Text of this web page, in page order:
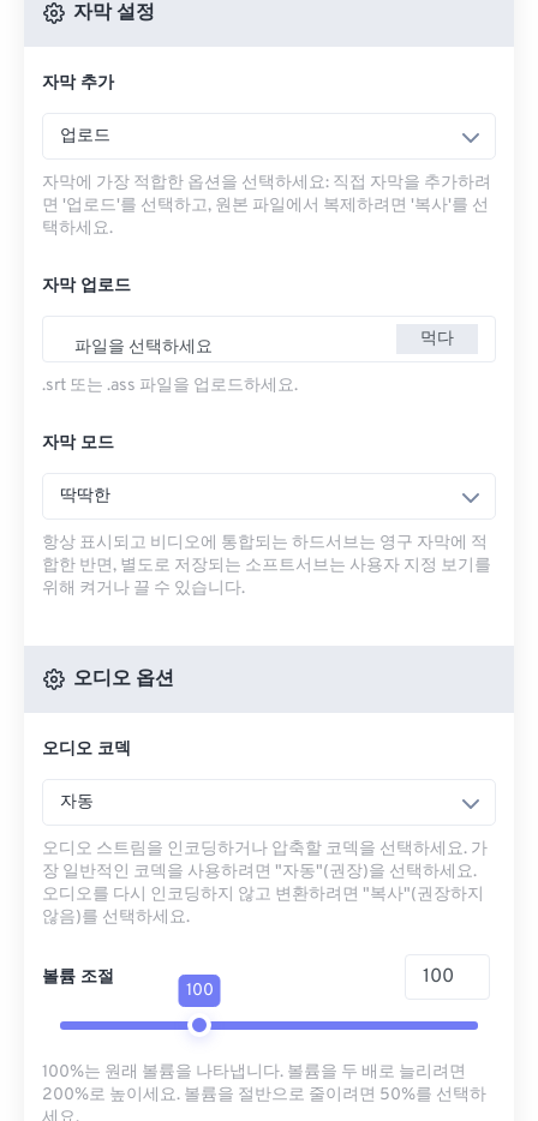
자막 설정
자막 추가
업로드
자막에 가장 적합한 옵션을 선택하세요: 직접 자막을 추가하려
면 '업로드'를 선택하고, 원본 파일에서 복제하려면 '복사'를 선
택하세요.
자막 업로드
파일을 선택하세요 먹다
.srt 또는 .ass 파일을 업로드하세요.
자막 모드
딱딱한
항상 표시되고 비디오에 통합되는 하드서브는 영구 자막에 적
합한 반면, 별도로 저장되는 소프트서브는 사용자 지정 보기를
위해 켜거나 끌 수 있습니다.
오디오 옵션
오디오 코덱
자동
오디오 스트림을 인코딩하거나 압축할 코덱을 선택하세요. 가
장 일반적인 코덱을 사용하려면 "자동"(권장)을 선택하세요.
오디오를 다시 인코딩하지 않고 변환하려면 "복사"(권장하지
않음)를 선택하세요.
볼륨 조절
100
100%는 원래 볼륨을 나타냅니다. 볼륨을 두 배로 늘리려면
200%로 높이세요. 볼륨을 절반으로 줄이려면 50%를 선택하